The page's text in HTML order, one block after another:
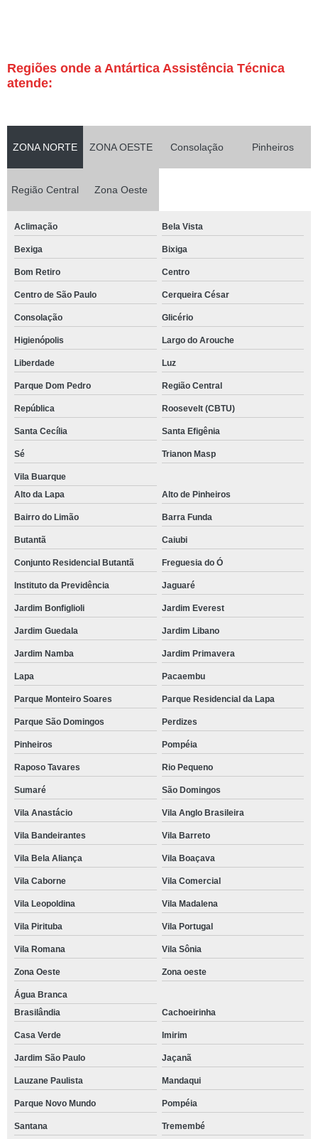
Regiões onde a Antártica Assistência Técnica
atende:
ZONA NORTE ZONA OESTE Consolação Pinheiros
Região Central Zona Oeste
Aclimação Bela Vista
Bexiga Bixiga
Bom Retiro Centro
Centro de São Paulo Cerqueira César
Consolação Glicério
Higienópolis Largo do Arouche
Liberdade Luz
Parque Dom Pedro Região Central
República Roosevelt (CBTU)
Santa Cecília Santa Efigênia
Sé Trianon Masp
Vila Buarque
Alto da Lapa
Alto de Pinheiros
Bairro do Limão Barra Funda
Butantã Caiubi
Conjunto Residencial Butantã Freguesia do Ó
Instituto da Previdência Jaguaré
Jardim Bonfiglioli Jardim Everest
Jardim Guedala Jardim Libano
Jardim Namba Jardim Primavera
Lapa Pacaembu
Parque Monteiro Soares Parque Residencial da Lapa
Parque São Domingos Perdizes
Pinheiros Pompéia
Raposo Tavares Rio Pequeno
Sumaré São Domingos
Vila Anastácio Vila Anglo Brasileira
Vila Bandeirantes Vila Barreto
Vila Bela Aliança Vila Boaçava
Vila Caborne Vila Comercial
Vila Leopoldina Vila Madalena
Vila Pirituba Vila Portugal
Vila Romana Vila Sônia
Zona Oeste Zona oeste
Água Branca
Brasilândia
Cachoeirinha
Casa Verde Imirim
Jardim São Paulo Jaçanã
Lauzane Paulista Mandaqui
Parque Novo Mundo Pompéia
Santana Tremembé